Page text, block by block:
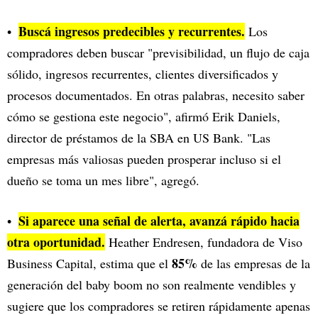
Buscá ingresos predecibles y recurrentes. Los
compradores deben buscar "previsibilidad, un flujo de caja
sólido, ingresos recurrentes, clientes diversificados y
procesos documentados. En otras palabras, necesito saber
cómo se gestiona este negocio", afirmó Erik Daniels,
director de préstamos de la SBA en US Bank. "Las
empresas más valiosas pueden prosperar incluso si el
dueño se toma un mes libre", agregó.
Si aparece una señal de alerta, avanzá rápido hacia
otra oportunidad. Heather Endresen, fundadora de Viso
Business Capital, estima que el 85% de las empresas de la
generación del baby boom no son realmente vendibles y
sugiere que los compradores se retiren rápidamente apenas